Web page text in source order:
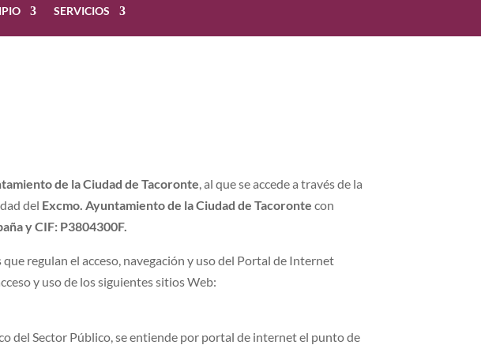
SERVICIOS
de la Ciudad de Tacoronte , al que se accede a través de la
del Excmo. Ayuntamiento de la Ciudad de Tacoronte con
y CIF: P3804300F.
regulan el acceso, navegación y uso del Portal de Internet
y uso de los siguientes sitios Web:
del Sector Público, se entiende por portal de internet el punto de